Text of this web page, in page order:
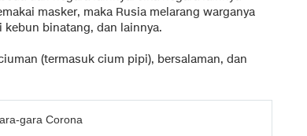
masker, maka Rusia melarang warganya
binatang, dan lainnya.
(termasuk cium pipi), bersalaman, dan
gara Corona